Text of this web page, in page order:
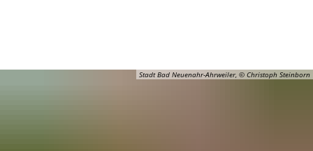
Stadt Bad Neuenahr-Ahrweiler, © Christoph Steinborn